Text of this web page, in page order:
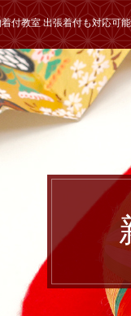
付教室 出張着付も対応可